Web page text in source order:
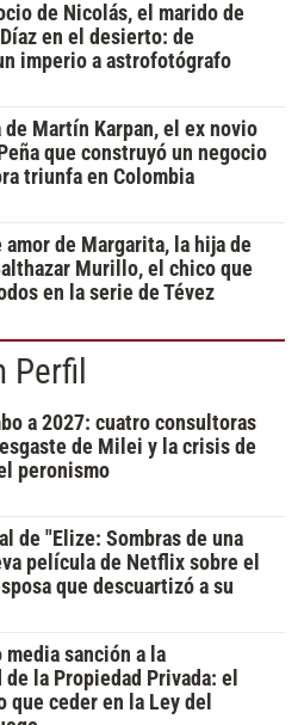
de Nicolás, el marido de
en el desierto: de
imperio a astrofotógrafo
de Martín Karpan, el ex novio
que construyó un negocio
triunfa en Colombia
amor de Margarita, la hija de
Murillo, el chico que
en la serie de Tévez
a 2027: cuatro consultoras
de Milei y la crisis de
peronismo
de "Elize: Sombras de una
película de Netflix sobre el
que descuartizó a su
media sanción a la
la Propiedad Privada: el
que ceder en la Ley del